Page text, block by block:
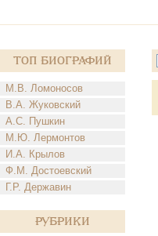
Топ Биографий
М.В. Ломоносов
В.А. Жуковский
А.С. Пушкин
М.Ю. Лермонтов
И.А. Крылов
Ф.М. Достоевский
Г.Р. Державин
Рубрики